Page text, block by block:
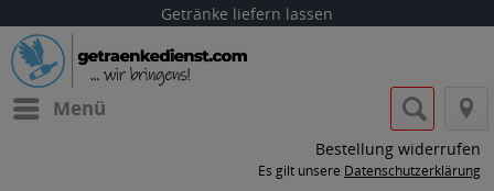
Getränke liefern lassen
Menü
Bestellung widerrufen
Es gilt unsere Datenschutzerklärung